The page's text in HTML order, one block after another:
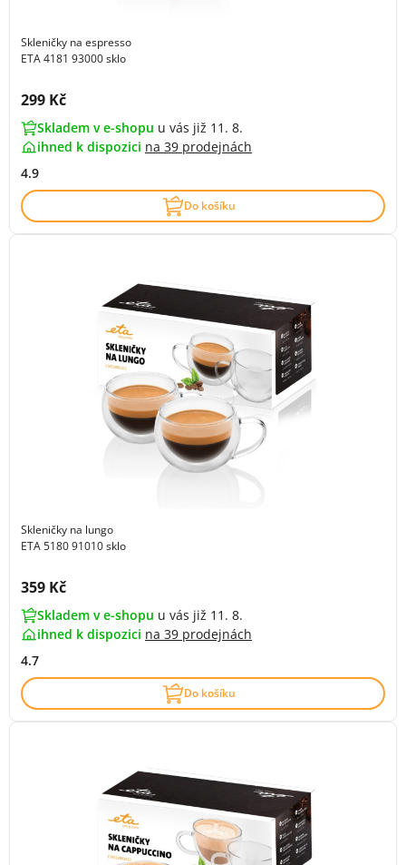
Skleničky na espresso
ETA 4181 93000 sklo
Cena s DPH:
299 Kč
Skladem v e-shopu u vás již 11. 8.
ihned k dispozici na 39 prodejnách
4.9
Do košíku
Skleničky na lungo
ETA 5180 91010 sklo
Cena s DPH:
359 Kč
Skladem v e-shopu u vás již 11. 8.
ihned k dispozici na 39 prodejnách
4.7
Do košíku